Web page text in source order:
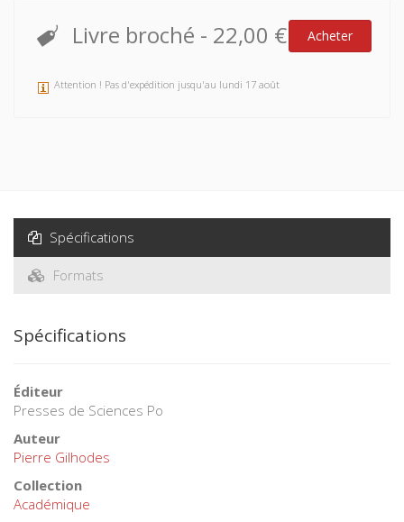
Livre broché - 22,00 € Acheter
Attention ! Pas d'expédition jusqu'au lundi 17 août
Spécifications
Formats
Spécifications
Éditeur
Presses de Sciences Po
Auteur
Pierre Gilhodes
Collection
Académique